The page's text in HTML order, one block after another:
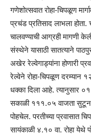
गणेशोत्सवात रोहा-चिपळूण
प्रचंड प्रतिसाद लाभला होता.
चालवण्याची आग्रही मागणी
संस्थेने यासाठी सातत्याने
अखेर रेल्वेगाड्यांना होणारी
रेल्वेने रोहा-चिपळूण दरम्यान
धक्का दिला आहे. त्यानुसार
सकाळी १११.०५ वाजता सुटून
पोहचेल. परतीच्या प्रवासात
सायंकाळी ४.१० वा. रोहा येथे